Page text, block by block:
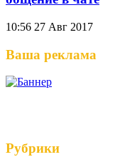
10:56 27 Авг 2017
Ваша реклама
Рубрики